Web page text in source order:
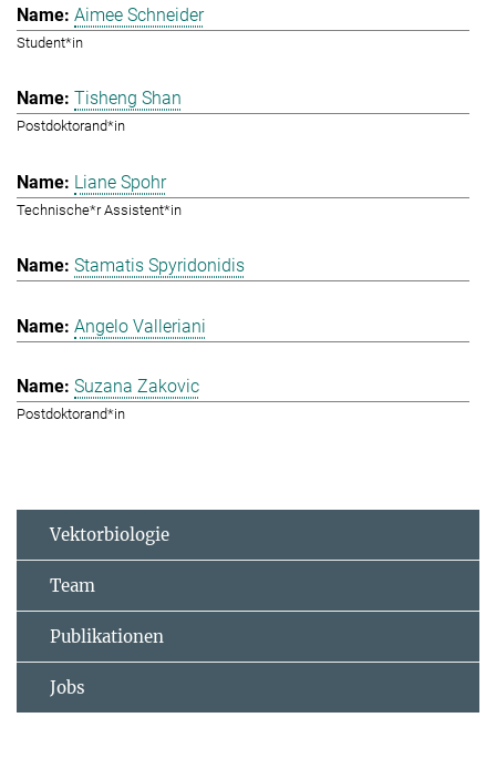
Aimee Schneider
Student*in
Tisheng Shan
Postdoktorand*in
Liane Spohr
Technische*r Assistent*in
Stamatis Spyridonidis
Angelo Valleriani
Suzana Zakovic
Postdoktorand*in
Vektorbiologie
Team
Publikationen
Jobs